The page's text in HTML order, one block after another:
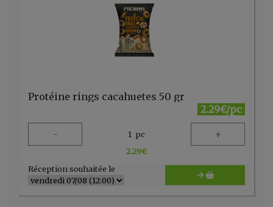
Protéine rings cacahuetes 50 gr
2.29€/pc
- 1 pc +
2.29€
Réception souhaitée le